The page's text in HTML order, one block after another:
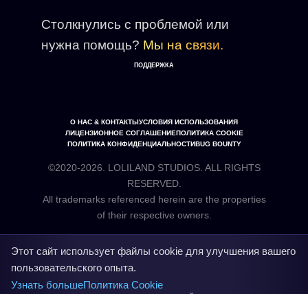
Столкнулись с проблемой или
нужна помощь? Мы на связи.
ПОДДЕРЖКА
О НАС & КОНТАКТЫУСЛОВИЯ ИСПОЛЬЗОВАНИЯ
ЛИЦЕНЗИОННОЕ СОГЛАШЕНИЕПОЛИТИКА COOKIE
ПОЛИТИКА КОНФИДЕНЦИАЛЬНОСТИBUG BOUNTY
©2020-2026. LOLILAND STUDIOS. ALL RIGHTS
RESERVED.
All trademarks referenced herein are the properties
Этот сайт использует файлы cookie для улучшения вашего
пользовательского опыта.
Узнать большеПолитика Cookie